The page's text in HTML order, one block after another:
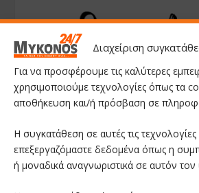
Διαχείριση
Για να προσφέρουμε τις καλύτερες
χρησιμοποιούμε τεχνολογίες όπως τα
αποθήκευση και/ή πρόσβαση σε
Η συγκατάθεση σε αυτές τις
επεξεργαζόμαστε δεδομένα όπως η
ή μοναδικά αναγνωριστικά σε αυτόν τον